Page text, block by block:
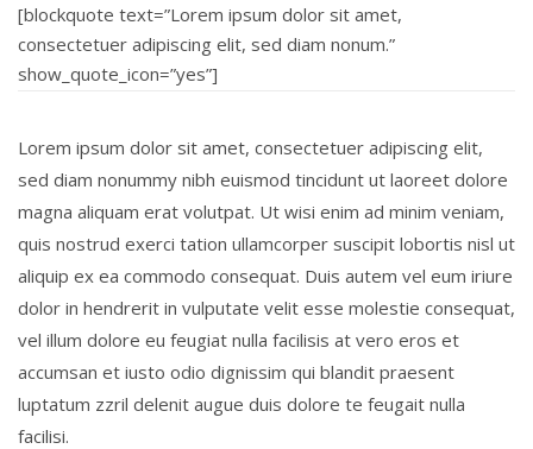
[blockquote text=”Lorem ipsum dolor sit amet,
consectetuer adipiscing elit, sed diam nonum.”
show_quote_icon=”yes”]
Lorem ipsum dolor sit amet, consectetuer adipiscing elit,
sed diam nonummy nibh euismod tincidunt ut laoreet dolore
magna aliquam erat volutpat. Ut wisi enim ad minim veniam,
quis nostrud exerci tation ullamcorper suscipit lobortis nisl ut
aliquip ex ea commodo consequat. Duis autem vel eum iriure
dolor in hendrerit in vulputate velit esse molestie consequat,
vel illum dolore eu feugiat nulla facilisis at vero eros et
accumsan et iusto odio dignissim qui blandit praesent
luptatum zzril delenit augue duis dolore te feugait nulla
facilisi.